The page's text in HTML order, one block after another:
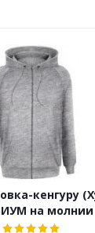
кенгуру
на молнии
в